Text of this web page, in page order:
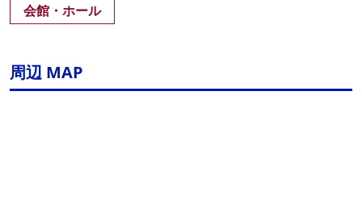
会館・ホール
周辺 MAP